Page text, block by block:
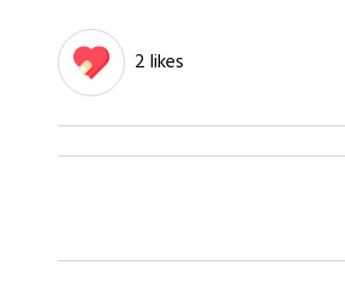
2 likes